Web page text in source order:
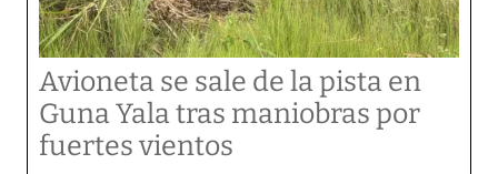
Avioneta se sale de la pista en
Guna Yala tras maniobras por
fuertes vientos